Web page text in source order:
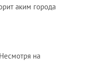
аким города
Несмотря на